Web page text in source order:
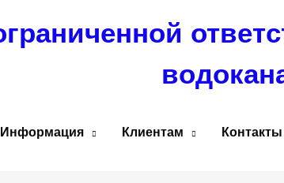
Информация Клиентам Контакты